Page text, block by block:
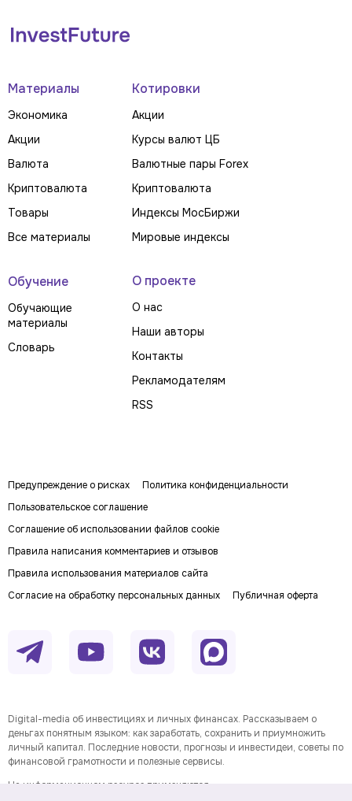
Материалы
Экономика
Акции
Валюта
Криптовалюта
Товары
Все материалы
Котировки
Акции
Курсы валют ЦБ
Валютные пары Forex
Криптовалюта
Индексы МосБиржи
Мировые индексы
Обучение
Обучающие
материалы
Словарь
О проекте
О нас
Наши авторы
Контакты
Рекламодателям
RSS
Предупреждение о рисках
Политика конфиденциальности
Пользовательское соглашение
Соглашение об использовании файлов cookie
Правила написания комментариев и отзывов
Правила использования материалов сайта
Согласие на обработку персональных данных
Публичная оферта
Digital-media об инвестициях и личных финансах. Рассказываем о
деньгах понятным языком: как заработать, сохранить и приумножить
личный капитал. Последние новости, прогнозы и инвестидеи, советы по
финансовой грамотности и полезные сервисы.
На информационном ресурсе применяются